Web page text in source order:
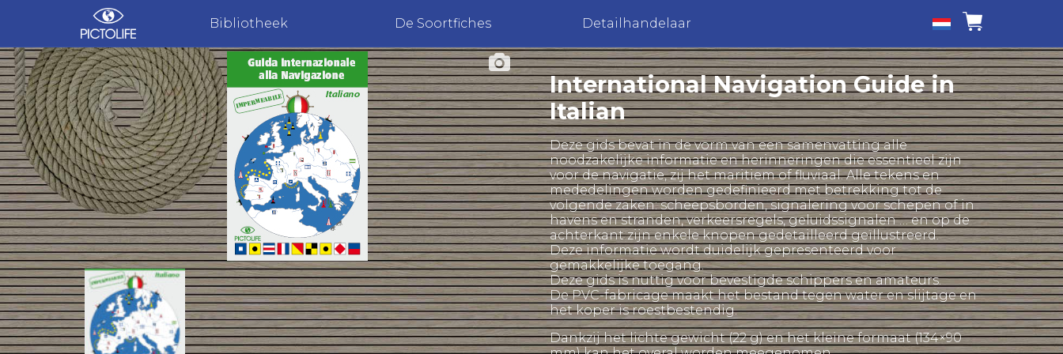
Bibliotheek De Soortfiches Detailhandelaar
International Navigation Guide in
Italian
Deze gids bevat in de vorm van een samenvatting alle
noodzakelijke informatie en herinneringen die essentieel zijn
voor de navigatie, zij het maritiem of fluviaal. Alle tekens en
mededelingen worden gedefinieerd met betrekking tot de
volgende zaken: scheepsborden, signalering voor schepen of in
havens en stranden, verkeersregels, geluidssignalen … en op de
achterkant zijn enkele knopen gedetailleerd geïllustreerd.
Deze informatie wordt duidelijk gepresenteerd voor
gemakkelijke toegang.
Deze gids is nuttig voor bevestigde schippers en amateurs.
De PVC-fabricage maakt het bestand tegen water en slijtage en
het koper is roestbestendig.
Dankzij het lichte gewicht (22 g) en het kleine formaat (134×90